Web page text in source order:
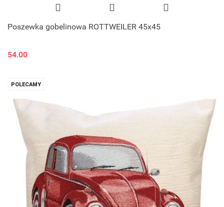
Poszewka gobelinowa ROTTWEILER 45x45
54.00
POLECAMY